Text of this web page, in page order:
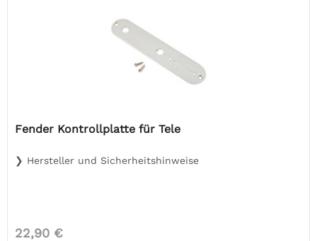
Fender Kontrollplatte für Tele
❯ Hersteller und Sicherheitshinweise
22,90 €